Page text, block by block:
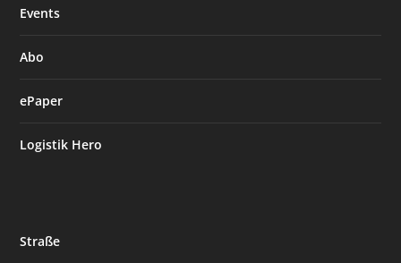
Events
Abo
ePaper
Logistik Hero
Straße